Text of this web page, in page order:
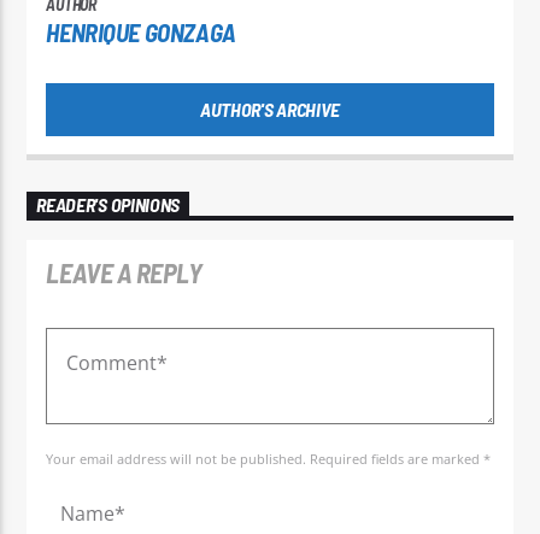
HENRIQUE GONZAGA
AUTHOR'S ARCHIVE
READER'S OPINIONS
LEAVE A REPLY
Your email address will not be published. Required fields are marked *